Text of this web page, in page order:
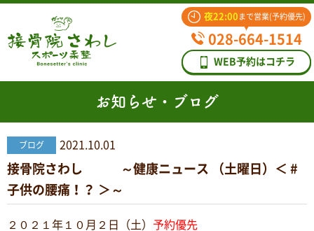
夜22:00 まで営業(予約優先)
028-664-1514
WEB予約はコチラ
お知らせ・ブログ
ブログ 2021.10.01
接骨院さわし ～健康ニュース （土曜日）＜ #
子供の腰痛！？ ＞～
２０２１年１０月２日（土） 予約優先